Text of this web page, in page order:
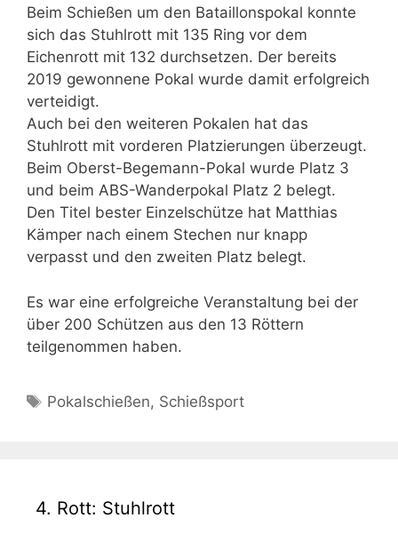
Beim Schießen um den Bataillonspokal konnte
sich das Stuhlrott mit 135 Ring vor dem
Eichenrott mit 132 durchsetzen. Der bereits
2019 gewonnene Pokal wurde damit erfolgreich
verteidigt.
Auch bei den weiteren Pokalen hat das
Stuhlrott mit vorderen Platzierungen überzeugt.
Beim Oberst-Begemann-Pokal wurde Platz 3
und beim ABS-Wanderpokal Platz 2 belegt.
Den Titel bester Einzelschütze hat Matthias
Kämper nach einem Stechen nur knapp
verpasst und den zweiten Platz belegt.
Es war eine erfolgreiche Veranstaltung bei der
über 200 Schützen aus den 13 Röttern
teilgenommen haben.
Schlagwörter
Pokalschießen, Schießsport
4. Rott: Stuhlrott